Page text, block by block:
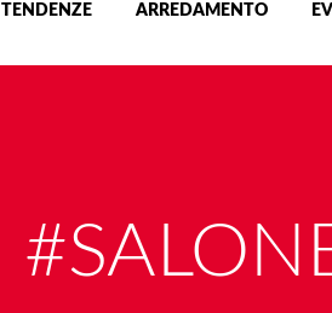
TENDENZE ARREDAMENTO